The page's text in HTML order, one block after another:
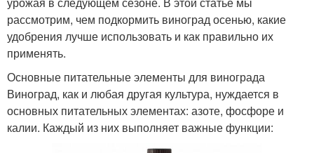
рассмотрим, чем подкормить виноград осенью, какие
удобрения лучше использовать и как правильно их
применять.
Основные питательные элементы для винограда
Виноград, как и любая другая культура, нуждается в
основных питательных элементах: азоте, фосфоре и
калии. Каждый из них выполняет важные функции: